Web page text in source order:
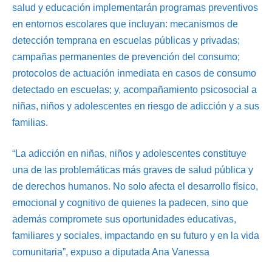
salud y educación implementarán programas preventivos
en entornos escolares que incluyan: mecanismos de
detección temprana en escuelas públicas y privadas;
campañas permanentes de prevención del consumo;
protocolos de actuación inmediata en casos de consumo
detectado en escuelas; y, acompañamiento psicosocial a
niñas, niños y adolescentes en riesgo de adicción y a sus
familias.
“La adicción en niñas, niños y adolescentes constituye
una de las problemáticas más graves de salud pública y
de derechos humanos. No solo afecta el desarrollo físico,
emocional y cognitivo de quienes la padecen, sino que
además compromete sus oportunidades educativas,
familiares y sociales, impactando en su futuro y en la vida
comunitaria”, expuso a diputada Ana Vanessa